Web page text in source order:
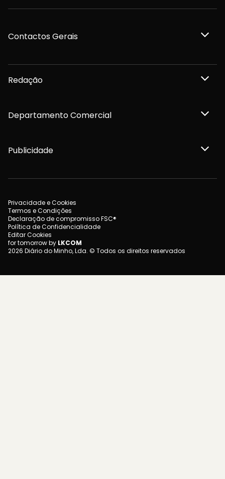
Contactos Gerais
Redação
Departamento Comercial
Publicidade
Privacidade e Cookies
Termos e Condições
Declaração de compromisso FSC®
Política de Confidencialidade
Editar Cookies
for tomorrow by LKCOM
2026 Diário do Minho, Lda. © Todos os direitos reservados